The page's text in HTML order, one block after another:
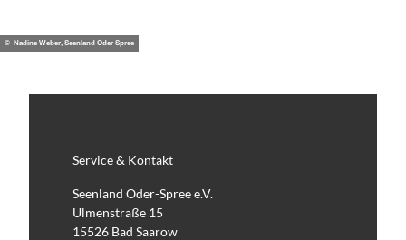
© Nadine Weber, Seenland Oder Spree
Service & Kontakt
Seenland Oder-Spree e.V.
Ulmenstraße 15
15526 Bad Saarow